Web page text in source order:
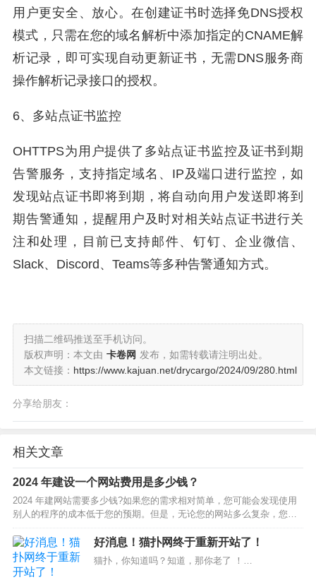
用户更安全、放心。在创建证书时选择免DNS授权
模式，只需在您的域名解析中添加指定的CNAME解
析记录，即可实现自动更新证书，无需DNS服务商
操作解析记录接口的授权。
6、多站点证书监控
OHTTPS为用户提供了多站点证书监控及证书到期
告警服务，支持指定域名、IP及端口进行监控，如
发现站点证书即将到期，将自动向用户发送即将到
期告警通知，提醒用户及时对相关站点证书进行关
注和处理，目前已支持邮件、钉钉、企业微信、
Slack、Discord、Teams等多种告警通知方式。
扫描二维码推送至手机访问。
版权声明：本文由 卡卷网 发布，如需转载请注明出处。
本文链接： https://www.kajuan.net/drycargo/2024/09/280.html
分享给朋友：
相关文章
2024 年建设一个网站费用是多少钱？
2024 年建网站需要多少钱?如果您的需求相对简单，您可能会发现使用
别人的程序的成本低于您的预期。但是，无论您的网站多么复杂，您都
需要始终了解自己的成本。虽然有些费用可能是预期的，但其他费用可
能不太明显。为避免意外，您需要研究创建网站的所有…
好消息！猫扑网终于重新开站了！
猫扑，你知道吗？知道，那你老了 ！…